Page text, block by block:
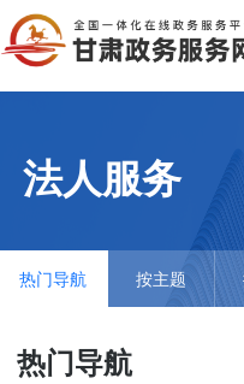
法人服务
热门导航 按主题
热门导航